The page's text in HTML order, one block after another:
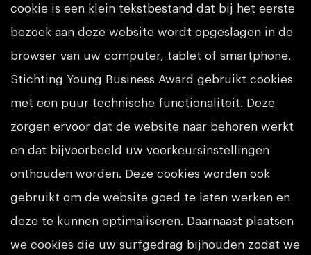
cookie is een klein tekstbestand dat bij het eerste
bezoek aan deze website wordt opgeslagen in de
browser van uw computer, tablet of smartphone.
Stichting Young Business Award gebruikt cookies
met een puur technische functionaliteit. Deze
zorgen ervoor dat de website naar behoren werkt
en dat bijvoorbeeld uw voorkeursinstellingen
onthouden worden. Deze cookies worden ook
gebruikt om de website goed te laten werken en
deze te kunnen optimaliseren. Daarnaast plaatsen
we cookies die uw surfgedrag bijhouden zodat we